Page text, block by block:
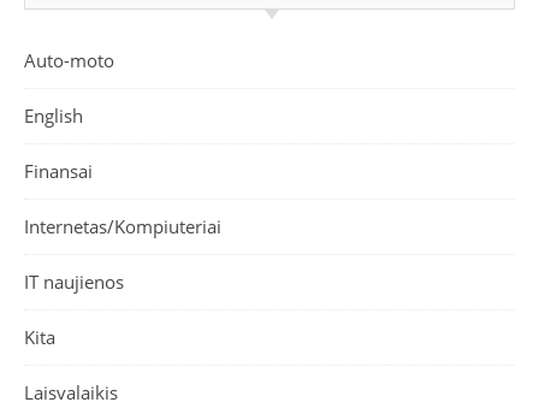
Auto-moto
English
Finansai
Internetas/Kompiuteriai
IT naujienos
Kita
Laisvalaikis